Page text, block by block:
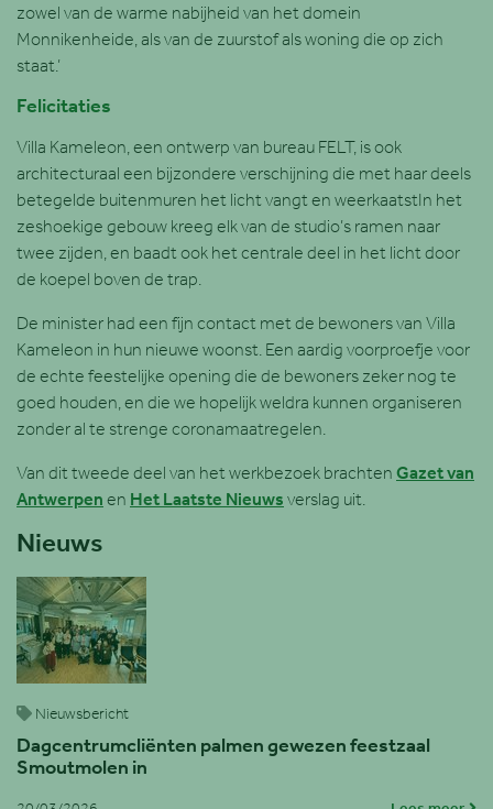
zowel van de warme nabijheid van het domein
Monnikenheide, als van de zuurstof als woning die op zich
staat.’
Felicitaties
Villa Kameleon, een ontwerp van bureau FELT, is ook
architecturaal een bijzondere verschijning die met haar deels
betegelde buitenmuren het licht vangt en weerkaatstIn het
zeshoekige gebouw kreeg elk van de studio’s ramen naar
twee zijden, en baadt ook het centrale deel in het licht door
de koepel boven de trap.
De minister had een fijn contact met de bewoners van Villa
Kameleon in hun nieuwe woonst. Een aardig voorproefje voor
de echte feestelijke opening die de bewoners zeker nog te
goed houden, en die we hopelijk weldra kunnen organiseren
zonder al te strenge coronamaatregelen.
Van dit tweede deel van het werkbezoek brachten Gazet van
Antwerpen en Het Laatste Nieuws verslag uit.
Nieuws
Nieuwsbericht
Dagcentrumcliënten palmen gewezen feestzaal
Smoutmolen in